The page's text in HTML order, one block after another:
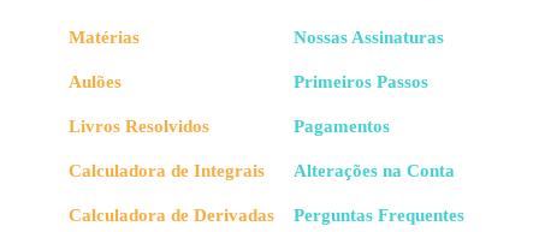
Matérias
Aulões
Livros Resolvidos
Calculadora de Integrais
Calculadora de Derivadas
Nossas Assinaturas
Primeiros Passos
Pagamentos
Alterações na Conta
Perguntas Frequentes